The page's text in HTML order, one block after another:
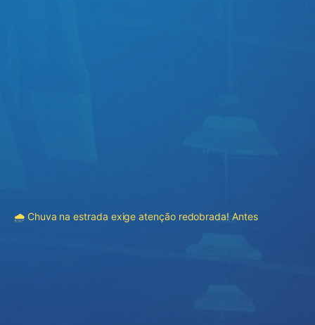
🌧️ Chuva na estrada exige atenção redobrada! Antes